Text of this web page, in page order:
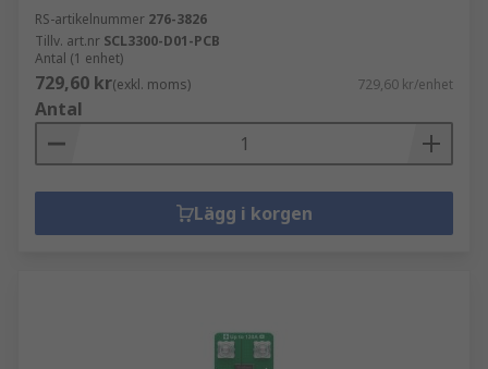
RS-artikelnummer 276-3826
Tillv. art.nr SCL3300-D01-PCB
Antal (1 enhet)
729,60 kr(exkl. moms) 729,60 kr/enhet
Antal
Lägg i korgen